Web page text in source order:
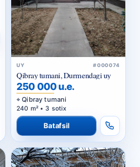
UY #000074
Qibray tumani, Durmendagi uy
250 000 u.e.
Qibray tumani
240 m² • 3 sotix
Batafsil